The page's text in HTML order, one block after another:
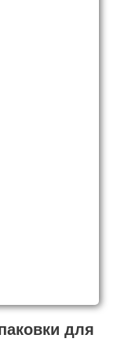
для